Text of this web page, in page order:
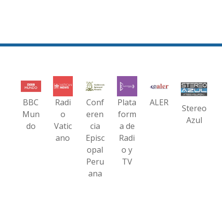
BBC
Mun
do
Radi
o
Vatic
ano
Conf
eren
cia
Episc
opal
Peru
ana
Plata
form
a de
Radi
o y
TV
ALER
Stereo
Azul